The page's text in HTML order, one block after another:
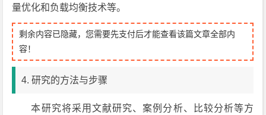
量优化和负载均衡技术等。
剩余内容已隐藏，您需要先支付后才能查看该篇文章全部内
容！
4. 研究的方法与步骤
本研究将采用文献研究、案例分析、比较分析等方